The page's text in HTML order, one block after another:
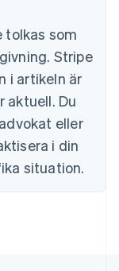
tolkas som
Stripe
i artikeln är
aktuell. Du
eller
i din
situation.